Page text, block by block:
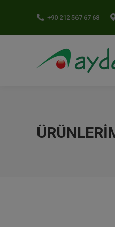
+90 212 567 67 68